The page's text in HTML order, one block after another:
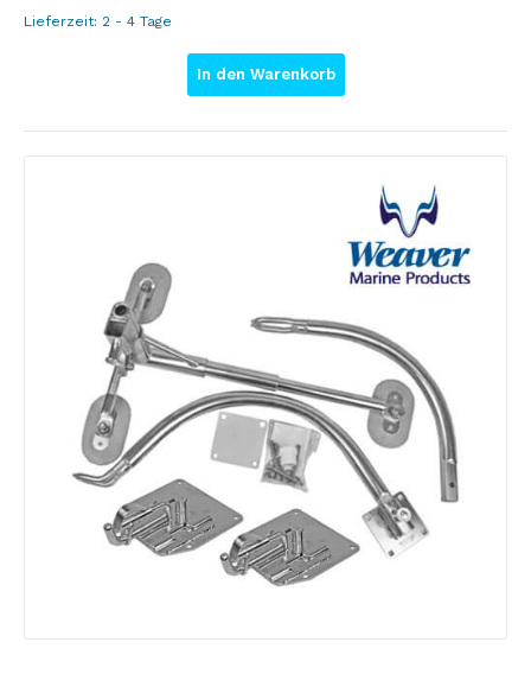
Lieferzeit: 2 - 4 Tage
In den Warenkorb